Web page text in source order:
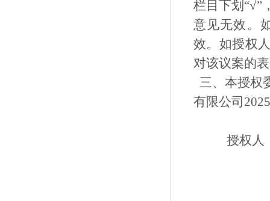
栏目下划“√”
意见无效。
效。如授权
对该议案的
三、本授权
有限公司
授权